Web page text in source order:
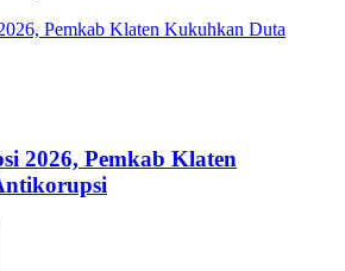
2026, Pemkab Klaten